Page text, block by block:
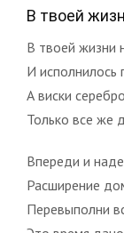
В твоей
В твоей жизни
И исполнилось
А виски
Только все же
Впереди и
Расширение
Перевыполни